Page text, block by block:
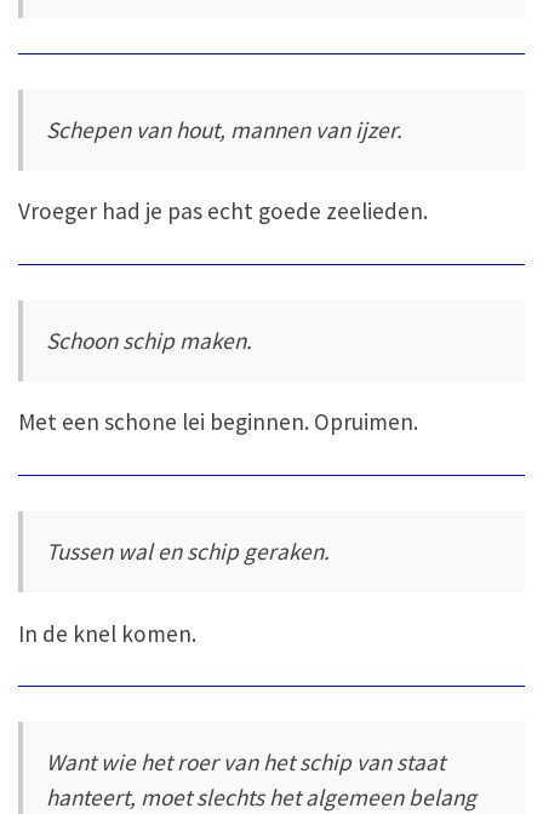
Schepen van hout, mannen van ijzer.
Vroeger had je pas echt goede zeelieden.
Schoon schip maken.
Met een schone lei beginnen. Opruimen.
Tussen wal en schip geraken.
In de knel komen.
Want wie het roer van het schip van staat
hanteert, moet slechts het algemeen belang